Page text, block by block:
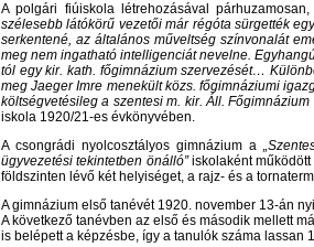
A polgári fiúiskola létrehozásával
szélesebb látókörű vezetői már régóta sürgették
serkentené, az általános műveltség színvonalát
meg nem ingatható intelligenciát nevelne.
tól egy kir. kath. főgimnázium szervezését…
meg Jaeger Imre menekült közs. főgimnáziumi
költségvetésileg a szentesi m. kir. Áll.
iskola 1920/21-es évkönyvében.
A csongrádi nyolcosztályos gimnázium a
ügyvezetési tekintetben önálló”iskolaként működött
földszinten lévő két helyiséget, a rajz- és a
A gimnázium első tanévét 1920. november 13-án
A következő tanévben az első és második mellett
is belépett a képzésbe, így a tanulók száma lassan